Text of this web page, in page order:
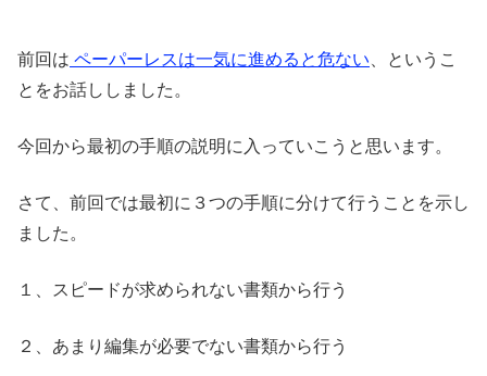
前回は ペーパーレスは一気に進めると危ない 、というこ
とをお話ししました。
今回から最初の手順の説明に入っていこうと思います。
さて、前回では最初に３つの手順に分けて行うことを示し
ました。
１、スピードが求められない書類から行う
２、あまり編集が必要でない書類から行う